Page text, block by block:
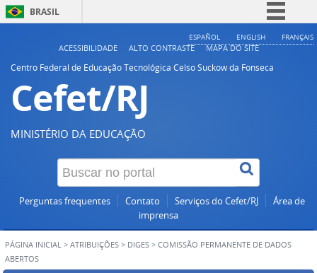
BRASIL
Simplifique!
ESPAÑOL ENGLISH FRANÇAIS
ACESSIBILIDADE ALTO CONTRASTE
MAPA DO SITE
Centro Federal de Educação Tecnológica Celso Suckow da Fonseca
Cefet/RJ
MINISTÉRIO DA EDUCAÇÃO
Perguntas frequentes Contato Serviços do Cefet/RJ
Área de
imprensa
PÁGINA INICIAL > ATRIBUIÇÕES > DIGES > COMISSÃO PERMANENTE DE DADOS
ABERTOS